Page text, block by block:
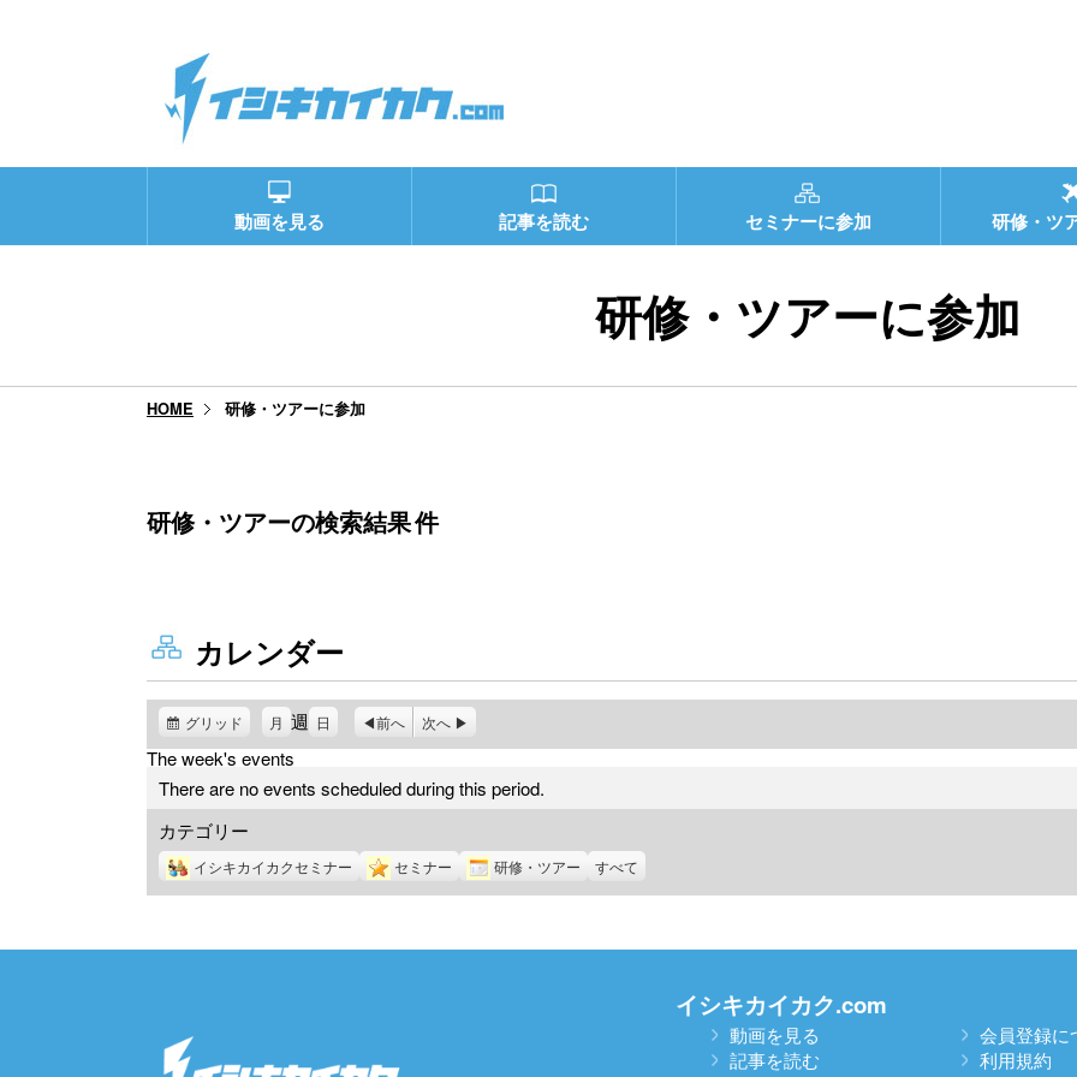
動画を見る 記事を読む セミナーに参加 研修・ツ
研修・ツアーに参加
HOME 研修・ツアーに参加
研修・ツアーの検索結果件
カレンダー
グリッド 月 週 日 前へ 次へ
The week's events
There are no events scheduled during this period.
カテゴリー
イシキカイカクセミナー セミナー 研修・ツアー すべて
イシキカイカク.com
動画を見る
記事を読む
会員登録に
利用規約